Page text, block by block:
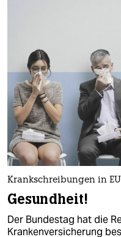
Krankschreibungen in
Gesundheit!
Der Bundestag hat die
Krankenversicherung